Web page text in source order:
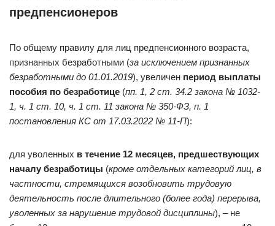
предпенсионеров
По общему правилу для лиц предпенсионного возраста,
признанных безработными (за исключением признанных
безработными до 01.01.2019), увеличен период выплаты
пособия по безработице (пп. 1, 2 ст. 34.2 закона № 1032-
1, ч. 1 ст. 10, ч. 1 ст. 11 закона № 350-ФЗ, п. 1
постановления КС от 17.03.2022 № 11-П):
для уволенных в течение 12 месяцев, предшествующих
началу безработицы (кроме отдельных категорий лиц, в
частности, стремящихся возобновить трудовую
деятельность после длительного (более года) перерыва,
уволенных за нарушение трудовой дисциплины), – не